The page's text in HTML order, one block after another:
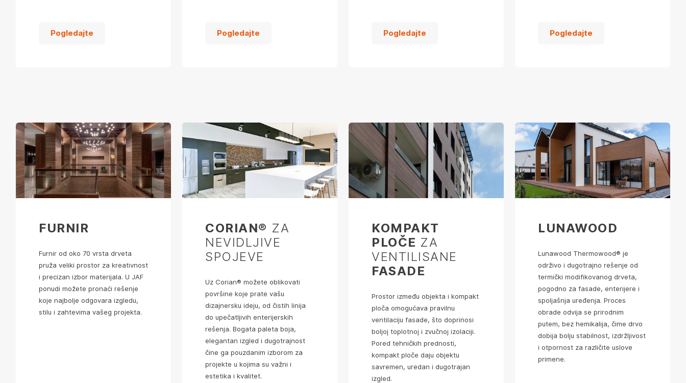
Pogledajte Pogledajte Pogledajte Pogledajte
FURNIR
Furnir od oko 70 vrsta drveta
pruža veliki prostor za kreativnost
i precizan izbor materijala. U JAF
ponudi možete pronaći rešenje
koje najbolje odgovara izgledu,
stilu i zahtevima vašeg projekta.
CORIAN® ZA
NEVIDLJIVE
SPOJEVE
Uz Corian® možete oblikovati
površine koje prate vašu
dizajnersku ideju, od čistih linija
do upečatljivih enterijerskih
rešenja. Bogata paleta boja,
elegantan izgled i dugotrajnost
čine ga pouzdanim izborom za
projekte u kojima su važni i
estetika i kvalitet.
KOMPAKT
PLOČE ZA
VENTILISANE
FASADE
Prostor između objekta i kompakt
ploča omogućava pravilnu
ventilaciju fasade, što doprinosi
boljoj toplotnoj i zvučnoj izolaciji.
Pored tehničkih prednosti,
kompakt ploče daju objektu
savremen, uredan i dugotrajan
izgled.
LUNAWOOD
Lunawood Thermowood® je
održivo i dugotrajno rešenje od
termički modifikovanog drveta,
pogodno za fasade, enterijere i
spoljašnja uređenja. Proces
obrade odvija se prirodnim
putem, bez hemikalija, čime drvo
dobija bolju stabilnost, izdržljivost
i otpornost za različite uslove
primene.